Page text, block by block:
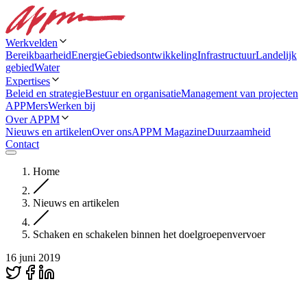
Werkvelden
BereikbaarheidEnergieGebiedsontwikkelingInfrastructuurLandelijk
gebiedWater
Expertises
Beleid en strategieBestuur en organisatieManagement van projecten
APPMersWerken bij
Over APPM
Nieuws en artikelenOver onsAPPM MagazineDuurzaamheid
Contact
Home
Nieuws en artikelen
Schaken en schakelen binnen het doelgroepenvervoer
16 juni 2019